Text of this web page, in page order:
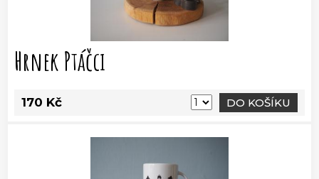
Hrnek Ptáčci
170 Kč DO KOŠÍKU